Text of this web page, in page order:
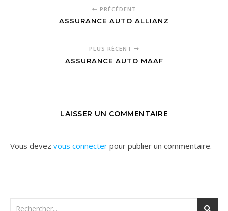
PRÉCÉDENT
ASSURANCE AUTO ALLIANZ
PLUS RÉCENT
ASSURANCE AUTO MAAF
LAISSER UN COMMENTAIRE
Vous devez vous connecter pour publier un commentaire.